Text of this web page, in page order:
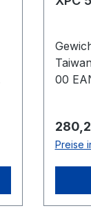
00
Höhe
Preise